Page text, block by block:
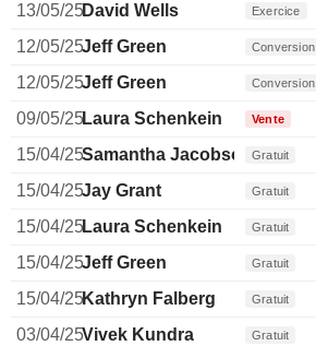
13/05/25David Wells Exercice
12/05/25Jeff Green Conversion
12/05/25Jeff Green Conversion
09/05/25Laura Schenkein Vente
15/04/25Samantha JacobsonGratuit
15/04/25Jay Grant Gratuit
15/04/25Laura Schenkein Gratuit
15/04/25Jeff Green Gratuit
15/04/25Kathryn Falberg Gratuit
03/04/25Vivek Kundra Gratuit